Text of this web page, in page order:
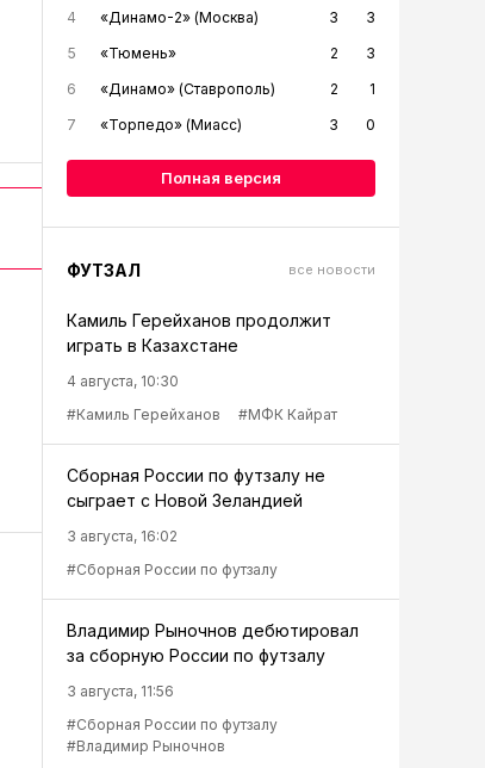
4
«Динамо-2» (Москва) 3
3
5
«Тюмень» 2
3
6
«Динамо» (Ставрополь) 2
1
7
«Торпедо» (Миасс) 3 0
Полная версия
ФУТЗАЛ все новости
Камиль Герейханов продолжит
играть в Казахстане
4 августа, 10:30
#Камиль Герейханов
#МФК Кайрат
Сборная России по футзалу не
сыграет с Новой Зеландией
3 августа, 16:02
#Сборная России по футзалу
Владимир Рыночнов дебютировал
за сборную России по футзалу
3 августа, 11:56
#Сборная России по футзалу
#Владимир Рыночнов